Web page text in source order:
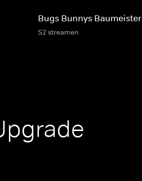
Bugs Bunnys Baumeister
S2 streamen